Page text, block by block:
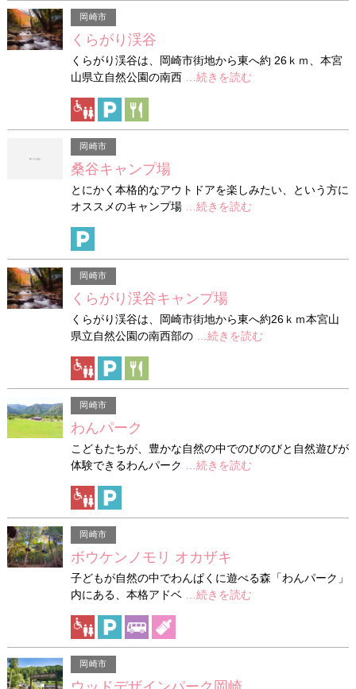
岡崎市
くらがり渓谷
くらがり渓谷は、岡崎市街地から東へ約 26ｋｍ、本宮
山県立自然公園の南西
…続きを読む
岡崎市
桑谷キャンプ場
とにかく本格的なアウトドアを楽しみたい、という方に
オススメのキャンプ場
…続きを読む
岡崎市
くらがり渓谷キャンプ場
くらがり渓谷は、岡崎市街地から東へ約26ｋｍ本宮山
県立自然公園の南西部の
…続きを読む
岡崎市
わんパーク
こどもたちが、豊かな自然の中でのびのびと自然遊びが
体験できるわんパーク
…続きを読む
岡崎市
ボウケンノモリ オカザキ
子どもが自然の中でわんぱくに遊べる森「わんパーク」
内にある、本格アドベ
…続きを読む
岡崎市